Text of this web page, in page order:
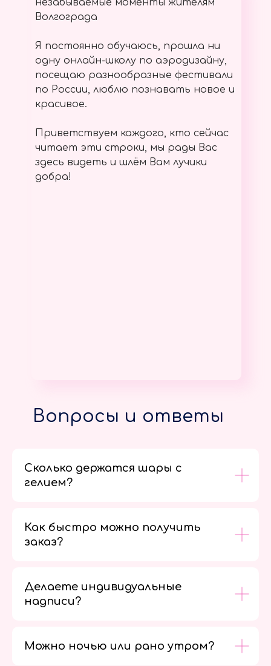
незабываемые моменты жителям
Волгограда
Я постоянно обучаюсь, прошла ни
одну онлайн-школу по аэродизайну,
посещаю разнообразные фестивали
по России, люблю познавать новое и
красивое.
Приветствуем каждого, кто сейчас
читает эти строки, мы рады Вас
здесь видеть и шлём Вам лучики
добра!
Вопросы и ответы
Сколько держатся шары с
гелием?
Как быстро можно получить
заказ?
Делаете индивидуальные
надписи?
Можно ночью или рано утром?